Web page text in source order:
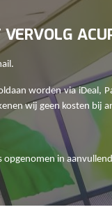
worden via iDeal,
wij geen kosten
in